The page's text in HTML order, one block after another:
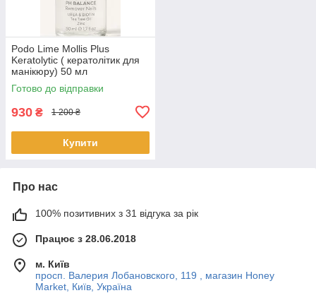
Podo Lime Mollis Plus
Keratolytic ( кератолітик для
манікюру) 50 мл
Готово до відправки
930 ₴ 1 200 ₴
Купити
Про нас
100% позитивних з 31 відгука за рік
Працює з 28.06.2018
м. Київ
просп. Валерия Лобановского, 119 , магазин Honey
Market, Київ, Україна